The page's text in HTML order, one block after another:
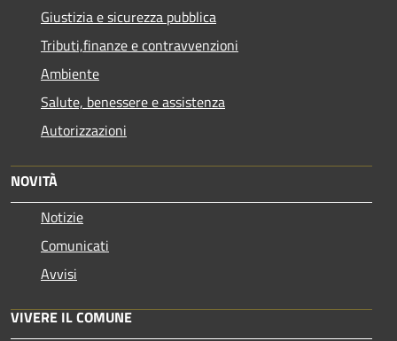
Giustizia e sicurezza pubblica
Tributi,finanze e contravvenzioni
Ambiente
Salute, benessere e assistenza
Autorizzazioni
NOVITÀ
Notizie
Comunicati
Avvisi
VIVERE IL COMUNE